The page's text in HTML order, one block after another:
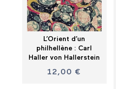
L’Orient d’un
philhellène : Carl
Haller von Hallerstein
12,00 €